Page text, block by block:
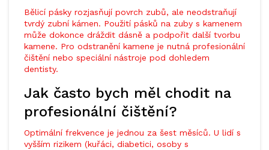
Bělicí pásky rozjasňují povrch zubů, ale neodstraňují
tvrdý zubní kámen. Použití pásků na zuby s kamenem
může dokonce dráždit dásně a podpořit další tvorbu
kamene. Pro odstranění kamene je nutná profesionální
čištění nebo speciální nástroje pod dohledem
dentisty.
Jak často bych měl chodit na
profesionální čištění?
Optimální frekvence je jednou za šest měsíců. U lidí s
vyšším rizikem (kuřáci, diabetici, osoby s